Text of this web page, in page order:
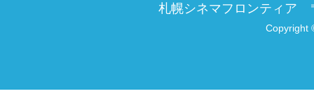
札幌シネマフロンティア
Copyright